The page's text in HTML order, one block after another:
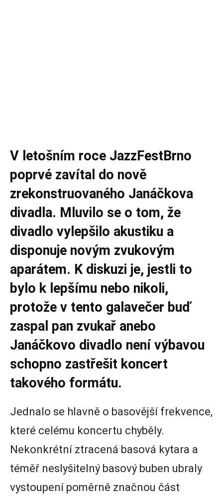
V letošním roce JazzFestBrno
poprvé zavítal do nově
zrekonstruovaného Janáčkova
divadla. Mluvilo se o tom, že
divadlo vylepšilo akustiku a
disponuje novým zvukovým
aparátem. K diskuzi je, jestli to
bylo k lepšímu nebo nikoli,
protože v tento galavečer buď
zaspal pan zvukař anebo
Janáčkovo divadlo není výbavou
schopno zastřešit koncert
takového formátu.
Jednalo se hlavně o basovější frekvence,
které celému koncertu chyběly.
Nekonkrétní ztracená basová kytara a
téměř neslyšitelný basový buben ubraly
vystoupení poměrně značnou část